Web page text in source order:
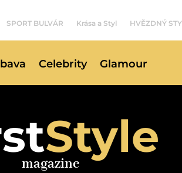
SPORT BULVÁR Krása a Styl HVĚZDNÝ
Celebrity Glamour
Style
magazine